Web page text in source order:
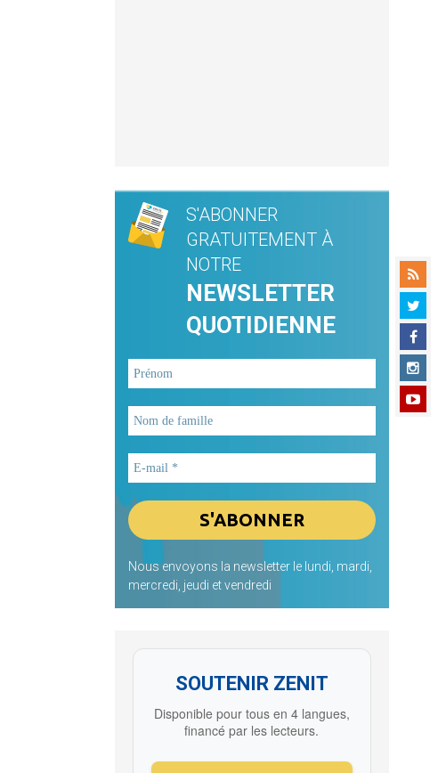
S'ABONNER
GRATUITEMENT À
NOTRE
NEWSLETTER
QUOTIDIENNE
Nous envoyons la newsletter le lundi, mardi,
mercredi, jeudi et vendredi
SOUTENIR ZENIT
Disponible pour tous en 4 langues,
financé par les lecteurs.